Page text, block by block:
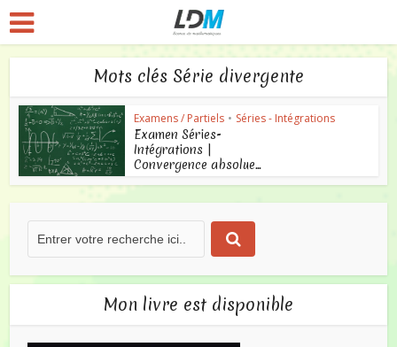
Mots clés Série divergente
Examens / Partiels • Séries - Intégrations
Examen Séries-
Intégrations |
Convergence absolue...
Mon livre est disponible